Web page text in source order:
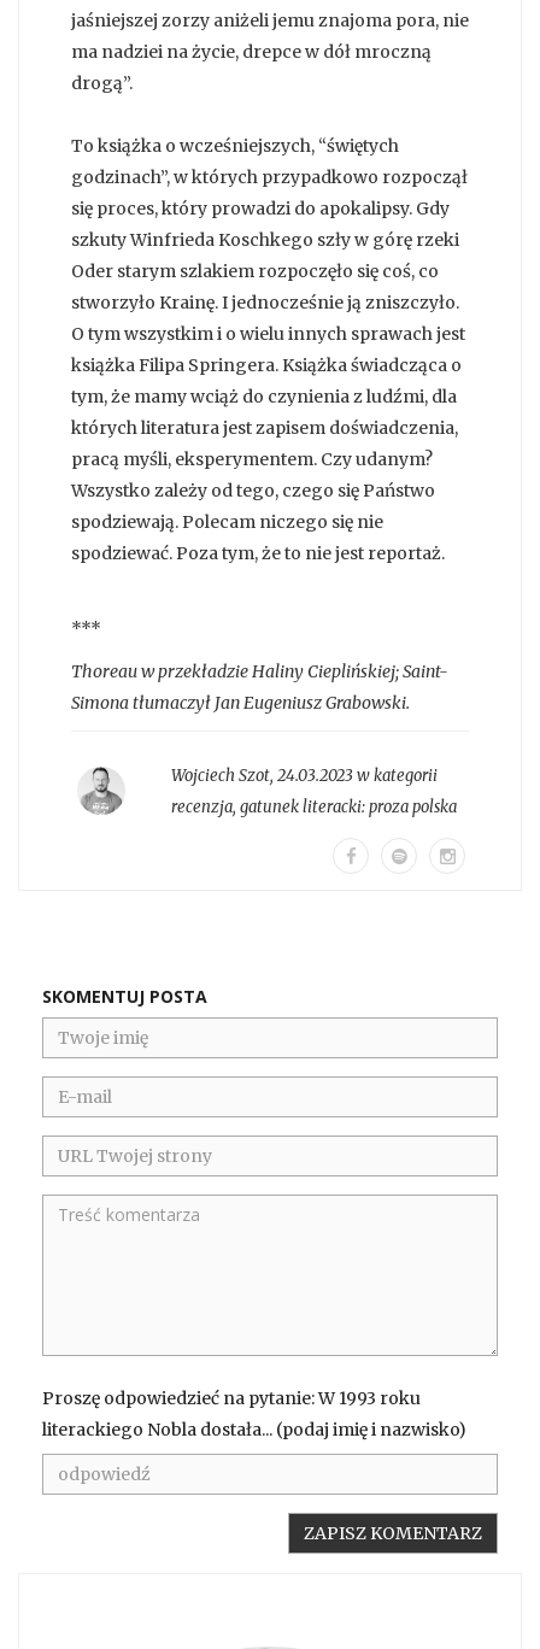
jaśniejszej zorzy aniżeli jemu znajoma pora, nie
ma nadziei na życie, drepce w dół mroczną
drogą”.
To książka o wcześniejszych, “świętych
godzinach”, w których przypadkowo rozpoczął
się proces, który prowadzi do apokalipsy. Gdy
szkuty Winfrieda Koschkego szły w górę rzeki
Oder starym szlakiem rozpoczęło się coś, co
stworzyło Krainę. I jednocześnie ją zniszczyło.
O tym wszystkim i o wielu innych sprawach jest
książka Filipa Springera. Książka świadcząca o
tym, że mamy wciąż do czynienia z ludźmi, dla
których literatura jest zapisem doświadczenia,
pracą myśli, eksperymentem. Czy udanym?
Wszystko zależy od tego, czego się Państwo
spodziewają. Polecam niczego się nie
spodziewać. Poza tym, że to nie jest reportaż.
***
Thoreau w przekładzie Haliny Cieplińskiej; Saint-
Simona tłumaczył Jan Eugeniusz Grabowski.
Wojciech Szot, 24.03.2023 w kategorii
recenzja, gatunek literacki:proza polska
SKOMENTUJ POSTA
Proszę odpowiedzieć na pytanie: W 1993 roku
literackiego Nobla dostała... (podaj imię i nazwisko)